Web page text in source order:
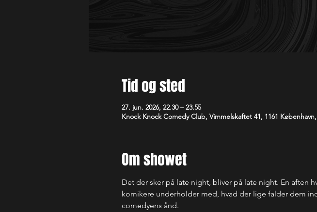
Tid og sted
27. jun. 2026, 22.30 – 23.55
Knock Knock Comedy Club, Vimmelskaftet 41, 1161
Om showet
Det der sker på late night, bliver på late night. En aften
komikere underholder med, hvad der lige falder dem
comedyens ånd.